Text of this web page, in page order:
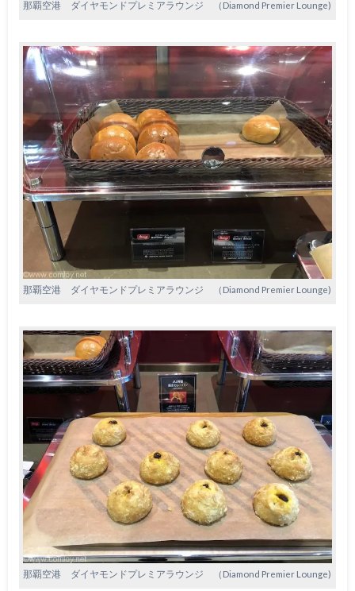
那覇空港 ダイヤモンドプレミアラウンジ （Diamond Premier Lounge)
那覇空港 ダイヤモンドプレミアラウンジ （Diamond Premier Lounge)
那覇空港 ダイヤモンドプレミアラウンジ （Diamond Premier Lounge)